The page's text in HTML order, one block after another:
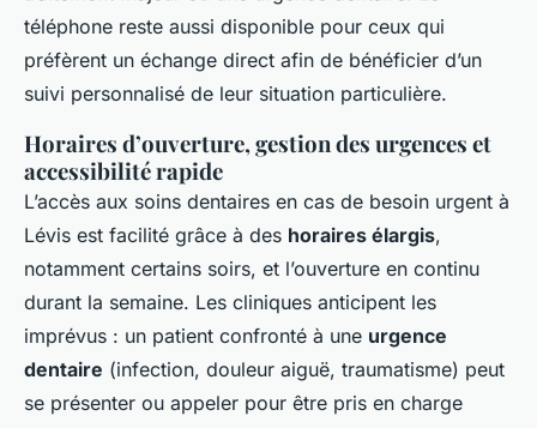
téléphone reste aussi disponible pour ceux qui
préfèrent un échange direct afin de bénéficier d’un
suivi personnalisé de leur situation particulière.
Horaires d’ouverture, gestion des urgences et
accessibilité rapide
L’accès aux soins dentaires en cas de besoin urgent à
Lévis est facilité grâce à des horaires élargis,
notamment certains soirs, et l’ouverture en continu
durant la semaine. Les cliniques anticipent les
imprévus : un patient confronté à une urgence
dentaire (infection, douleur aiguë, traumatisme) peut
se présenter ou appeler pour être pris en charge